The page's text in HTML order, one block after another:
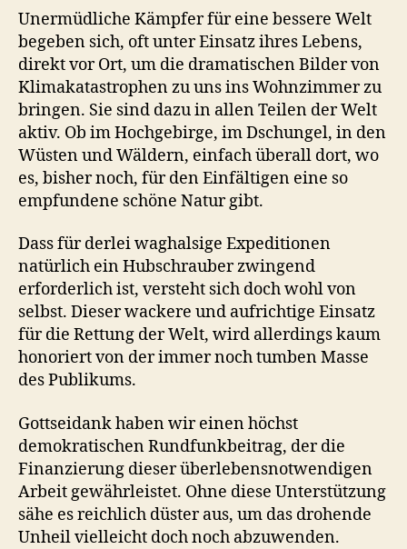
Unermüdliche Kämpfer für eine bessere Welt
begeben sich, oft unter Einsatz ihres Lebens,
direkt vor Ort, um die dramatischen Bilder von
Klimakatastrophen zu uns ins Wohnzimmer zu
bringen. Sie sind dazu in allen Teilen der Welt
aktiv. Ob im Hochgebirge, im Dschungel, in den
Wüsten und Wäldern, einfach überall dort, wo
es, bisher noch, für den Einfältigen eine so
empfundene schöne Natur gibt.
Dass für derlei waghalsige Expeditionen
natürlich ein Hubschrauber zwingend
erforderlich ist, versteht sich doch wohl von
selbst. Dieser wackere und aufrichtige Einsatz
für die Rettung der Welt, wird allerdings kaum
honoriert von der immer noch tumben Masse
des Publikums.
Gottseidank haben wir einen höchst
demokratischen Rundfunkbeitrag, der die
Finanzierung dieser überlebensnotwendigen
Arbeit gewährleistet. Ohne diese Unterstützung
sähe es reichlich düster aus, um das drohende
Unheil vielleicht doch noch abzuwenden.